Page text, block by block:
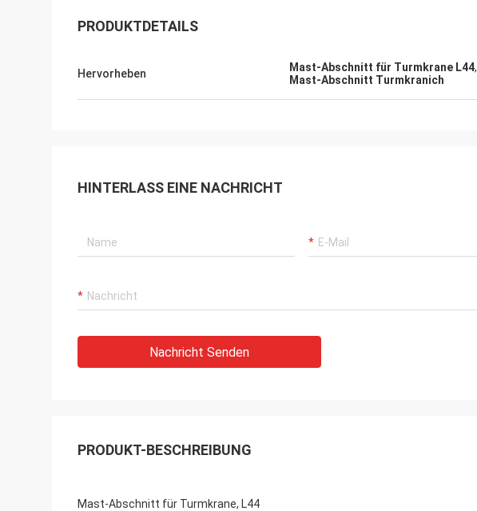
PRODUKTDETAILS
Hervorheben Mast-Abschnitt für Turmkrane L44,
Mast-Abschnitt Turmkranich
HINTERLASS EINE NACHRICHT
Nachricht Senden
PRODUKT-BESCHREIBUNG
Mast-Abschnitt für Turmkrane, L44